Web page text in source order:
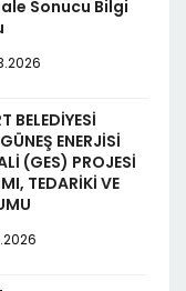
Sonucu Bilgi
BELEDİYESİ
ENERJİSİ
(GES) PROJESİ
TEDARİKİ VE